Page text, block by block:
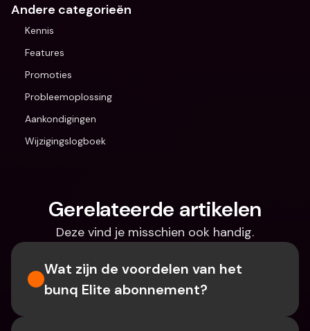
Andere categorieën
Kennis
Features
Promoties
Probleemoplossing
Aankondigingen
Wijzigingslogboek
Gerelateerde artikelen
Deze vind je misschien ook handig.
Wat zijn de voordelen van het
bunq Elite abonnement?